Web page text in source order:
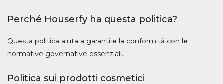
Perché Houserfy ha questa politica?
Questa politica aiuta a garantire la conformità con le
normative governative essenziali.
Politica sui prodotti cosmetici